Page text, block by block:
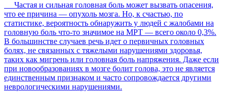
Частая и сильная головная боль может вызвать опасения,
что ее причина — опухоль мозга. Но, к счастью, по
статистике, вероятность обнаружить у людей с жалобами на
головную боль что-то значимое на МРТ — всего около 0,3%.
В большинстве случаев речь идет о первичных головных
болях, не связанных с тяжелыми нарушениями здоровья,
таких как мигрень или головная боль напряжения. Даже если
при новообразованиях в мозге болит голова, это не является
единственным признаком и часто сопровождается другими
неврологическими нарушениями.